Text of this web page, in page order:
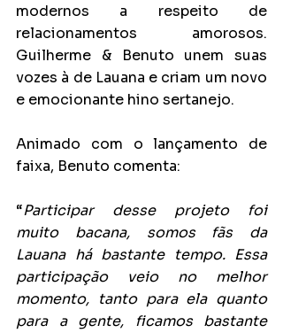
modernos a respeito de
relacionamentos amorosos.
Guilherme & Benuto unem suas
vozes à de Lauana e criam um novo
e emocionante hino sertanejo.
Animado com o lançamento de
faixa, Benuto comenta:
“Participar desse projeto foi
muito bacana, somos fãs da
Lauana há bastante tempo. Essa
participação veio no melhor
momento, tanto para ela quanto
para a gente, ficamos bastante